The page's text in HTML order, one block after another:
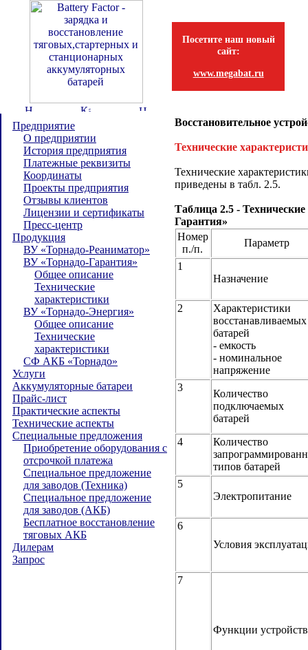
Посетите наш новый
сайт:
www.megabat.ru
Предприятие
О предприятии
История предприятия
Платежные реквизиты
Координаты
Проекты предприятия
Отзывы клиентов
Лицензии и сертификаты
Пресс-центр
Продукция
ВУ «Торнадо-Реаниматор»
ВУ «Торнадо-Гарантия»
Общее описание
Технические
характеристики
ВУ «Торнадо-Энергия»
Общее описание
Технические
характеристики
СФ АКБ «Торнадо»
Услуги
Аккумуляторные батареи
Прайс-лист
Практические аспекты
Технические аспекты
Специальные предложения
Приобретение оборудования с
отсрочкой платежа
Специальное предложение
для заводов (Техника)
Специальное предложение
для заводов (АКБ)
Бесплатное восстановление
тяговых АКБ
Дилерам
Запрос
Восстановительное
Технические
Технические
приведены в табл. 2.5.
Таблица 2.5 -
Гарантия»
Номер
п./п.
Параметр
1
Назначение
2
Характеристики
восстанавливаемых
батарей
- емкость
- номинальное
напряжение
3
Количество
подключаемых
батарей
4
Количество
типов батарей
5
Электропитание
6
Условия
7
Функции